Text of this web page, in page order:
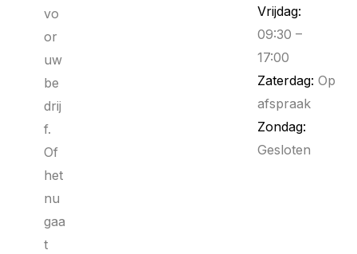
vo
or
uw
be
drij
f.
Of
het
nu
gaa
t
Vrijdag:
09:30 –
17:00
Zaterdag: Op
afspraak
Zondag:
Gesloten